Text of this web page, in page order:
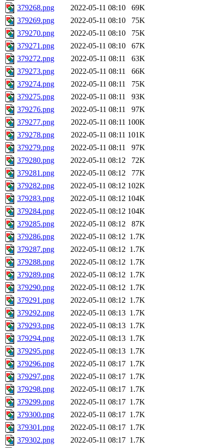
379268.png
2022-05-11 08:10
69K
379269.png
2022-05-11 08:10
75K
379270.png
2022-05-11 08:10
75K
379271.png
2022-05-11 08:10
67K
379272.png
2022-05-11 08:11
63K
379273.png
2022-05-11 08:11
66K
379274.png
2022-05-11 08:11
75K
379275.png
2022-05-11 08:11
93K
379276.png
2022-05-11 08:11
97K
379277.png
2022-05-11 08:11 100K
379278.png
2022-05-11 08:11 101K
379279.png
2022-05-11 08:11
97K
379280.png
2022-05-11 08:12
72K
379281.png
2022-05-11 08:12
77K
379282.png
2022-05-11 08:12 102K
379283.png
2022-05-11 08:12 104K
379284.png
2022-05-11 08:12 104K
379285.png
2022-05-11 08:12
87K
379286.png
2022-05-11 08:12 1.7K
379287.png
2022-05-11 08:12 1.7K
379288.png
2022-05-11 08:12 1.7K
379289.png
2022-05-11 08:12 1.7K
379290.png
2022-05-11 08:12 1.7K
379291.png
2022-05-11 08:12 1.7K
379292.png
2022-05-11 08:13 1.7K
379293.png
2022-05-11 08:13 1.7K
379294.png
2022-05-11 08:13 1.7K
379295.png
2022-05-11 08:13 1.7K
379296.png
2022-05-11 08:17 1.7K
379297.png
2022-05-11 08:17 1.7K
379298.png
2022-05-11 08:17 1.7K
379299.png
2022-05-11 08:17 1.7K
379300.png
2022-05-11 08:17 1.7K
379301.png
2022-05-11 08:17 1.7K
379302.png
2022-05-11 08:17 1.7K